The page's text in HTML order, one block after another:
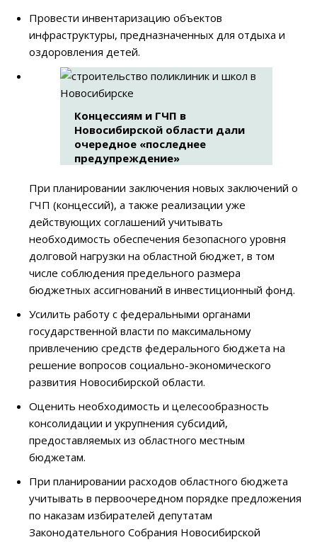
Провести инвентаризацию объектов
инфраструктуры, предназначенных для отдыха и
оздоровления детей.
Концессиям и ГЧП в
Новосибирской области дали
очередное «последнее
предупреждение»
При планировании заключения новых заключений о
ГЧП (концессий), а также реализации уже
действующих соглашений учитывать
необходимость обеспечения безопасного уровня
долговой нагрузки на областной бюджет, в том
числе соблюдения предельного размера
бюджетных ассигнований в инвестиционный фонд.
Усилить работу с федеральными органами
государственной власти по максимальному
привлечению средств федерального бюджета на
решение вопросов социально-экономического
развития Новосибирской области.
Оценить необходимость и целесообразность
консолидации и укрупнения субсидий,
предоставляемых из областного местным
бюджетам.
При планировании расходов областного бюджета
учитывать в первоочередном порядке предложения
по наказам избирателей депутатам
Законодательного Собрания Новосибирской